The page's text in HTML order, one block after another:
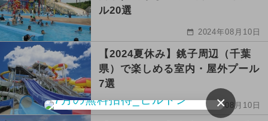
ル20選
2024年08月10日
【2024夏休み】銚子周辺（千葉
県）で楽しめる室内・屋外プール
7選
2024年08月10日
×